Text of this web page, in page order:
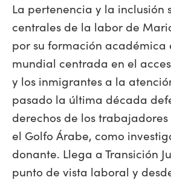
La pertenencia y la inclusión
centrales de la labor de
por su formación académica
mundial centrada en el
y los inmigrantes a la
pasado la última década
derechos de los
el Golfo Árabe, como
donante. Llega a Transición
punto de vista laboral y